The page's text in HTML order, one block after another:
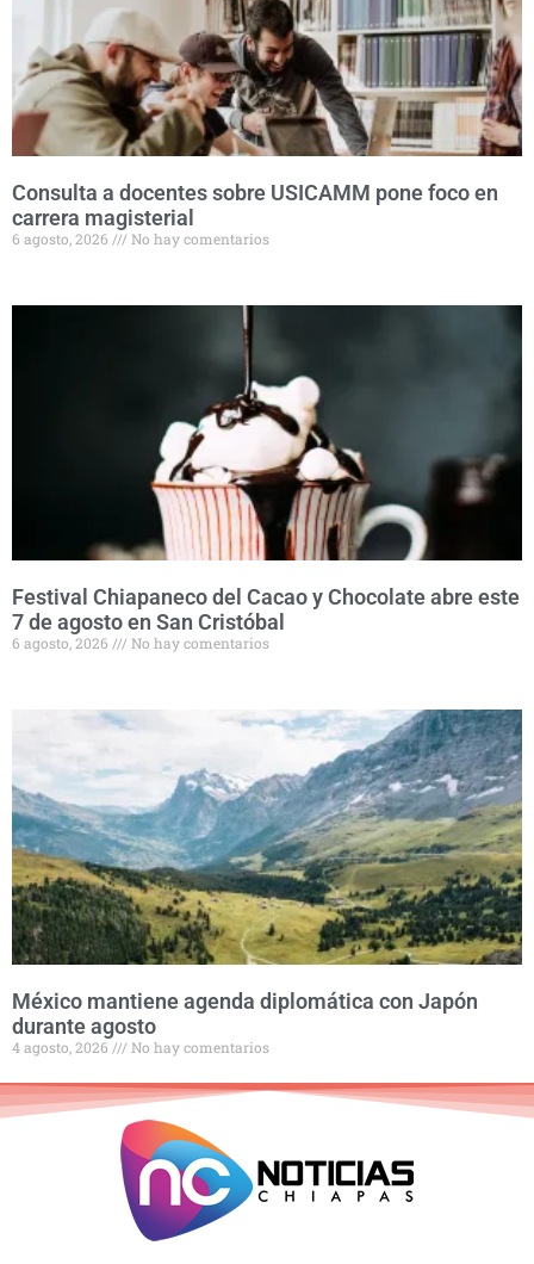
Consulta a docentes sobre USICAMM pone foco en
carrera magisterial
6 agosto, 2026 No hay comentarios
Festival Chiapaneco del Cacao y Chocolate abre este
7 de agosto en San Cristóbal
6 agosto, 2026 No hay comentarios
México mantiene agenda diplomática con Japón
durante agosto
4 agosto, 2026 No hay comentarios